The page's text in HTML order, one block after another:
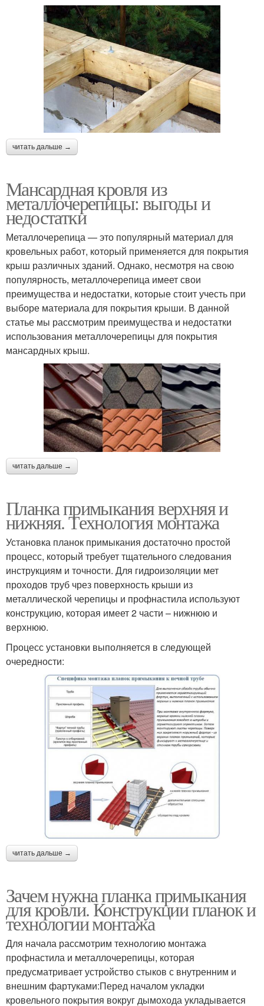
читать дальше →
Мансардная кровля из
металлочерепицы: выгоды и
недостатки
Металлочерепица — это популярный материал для
кровельных работ, который применяется для покрытия
крыш различных зданий. Однако, несмотря на свою
популярность, металлочерепица имеет свои
преимущества и недостатки, которые стоит учесть при
выборе материала для покрытия крыши. В данной
статье мы рассмотрим преимущества и недостатки
использования металлочерепицы для покрытия
мансардных крыш.
читать дальше →
Планка примыкания верхняя и
нижняя. Технология монтажа
Установка планок примыкания достаточно простой
процесс, который требует тщательного следования
инструкциям и точности. Для гидроизоляции мет
проходов труб чрез поверхность крыши из
металлической черепицы и профнастила используют
конструкцию, которая имеет 2 части – нижнюю и
верхнюю.
Процесс установки выполняется в следующей
очередности:
читать дальше →
Зачем нужна планка примыкания
для кровли. Конструкции планок и
технологии монтажа
Для начала рассмотрим технологию монтажа
профнастила и металлочерепицы, которая
предусматривает устройство стыков с внутренним и
внешним фартуками:Перед началом укладки
кровельного покрытия вокруг дымохода укладывается